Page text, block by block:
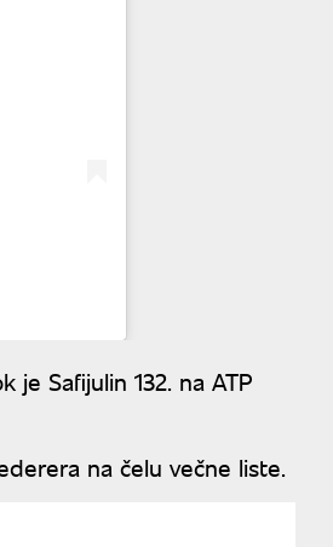
Safijulin 132. na ATP
na čelu večne liste.